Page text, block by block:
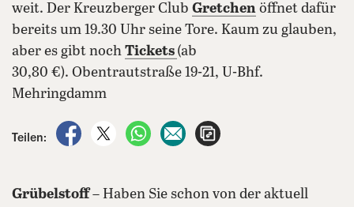
weit. Der Kreuzberger Club Gretchen öffnet dafür
bereits um 19.30 Uhr seine Tore. Kaum zu glauben,
aber es gibt noch Tickets (ab
30,80 €). Obentrautstraße 19-21, U-Bhf.
Mehringdamm
Teilen:
auf Facebook teilen
auf X teilenper WhatsApp teilen
per E-Mail teilen
Grübelstoff– Haben Sie schon von der aktuell